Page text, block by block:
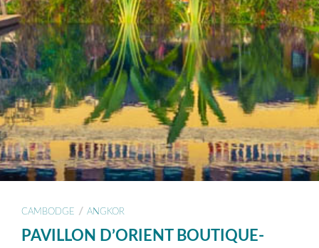
CAMBODGE / ANGKOR
PAVILLON D’ORIENT BOUTIQUE-